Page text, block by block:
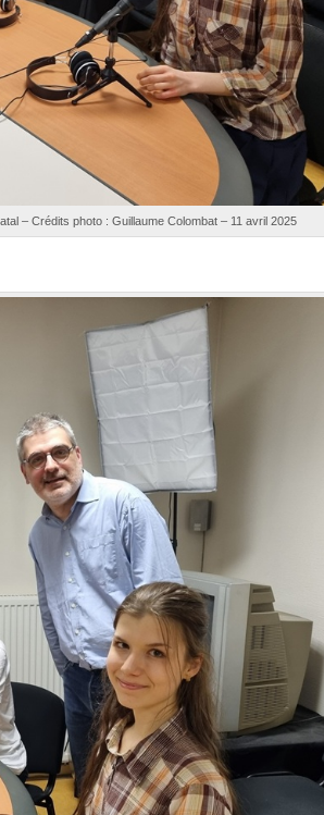
– Crédits photo : Guillaume Colombat – 11 avril 2025